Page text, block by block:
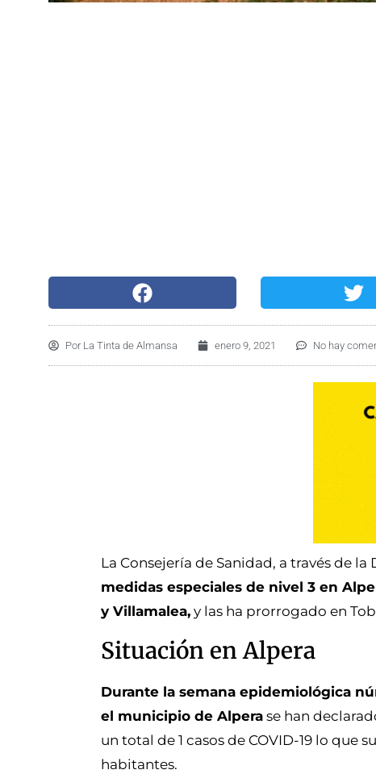
Por La Tinta de Almansa enero 9, 2021 No hay
La Consejería de Sanidad, a través de
medidas especiales de nivel 3 en
y Villamalea, y las ha prorrogado en
Situación en Alpera
Durante la semana epidemiológica
el municipio de Alpera se han
un total de 1 casos de COVID-19 lo que
habitantes.